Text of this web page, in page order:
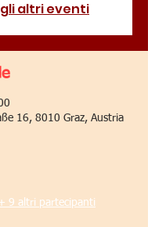
altri eventi
16, 8010 Graz, Austria
9 altri partecipanti